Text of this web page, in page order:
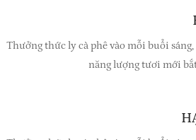
Thưởng thức ly cà phê vào mỗi buổi
năng lượng tươi mới